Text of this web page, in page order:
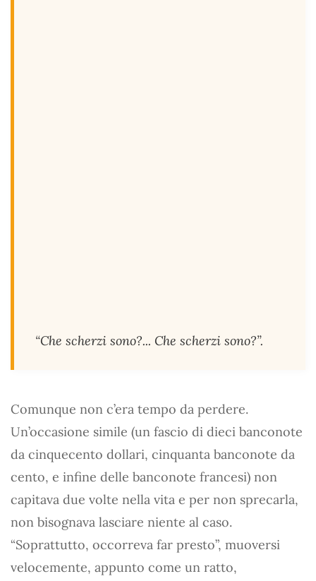
“Che scherzi sono?... Che scherzi sono?”.
Comunque non c’era tempo da perdere.
Un’occasione simile (un fascio di dieci banconote
da cinquecento dollari, cinquanta banconote da
cento, e infine delle banconote francesi) non
capitava due volte nella vita e per non sprecarla,
non bisognava lasciare niente al caso.
“Soprattutto, occorreva far presto”, muoversi
velocemente, appunto come un ratto,